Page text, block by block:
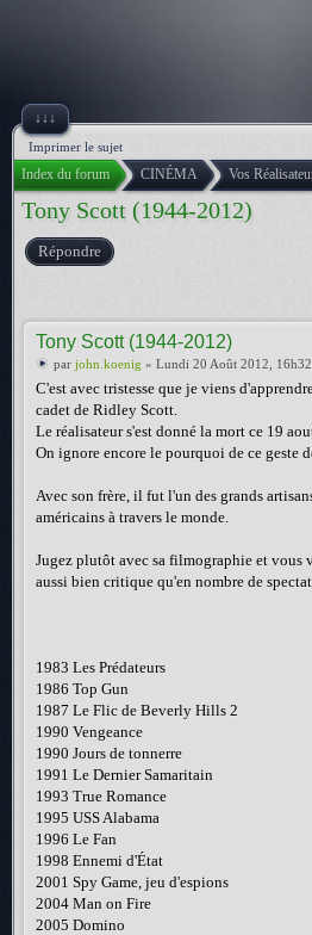
↓↓↓
Imprimer le sujet
Index du forum CINÉMA Vos
Tony Scott (1944-2012)
Répondre
Tony Scott (1944-2012)
par john.koenig » Lundi 20 Août 2012, 16h32
C'est avec tristesse que je viens
cadet de Ridley Scott.
Le réalisateur s'est donné la mort ce 19
On ignore encore le pourquoi de ce geste
Avec son frère, il fut l'un des grands
américains à travers le monde.
Jugez plutôt avec sa filmographie et vous
aussi bien critique qu'en nombre de
1983 Les Prédateurs
1986 Top Gun
1987 Le Flic de Beverly Hills 2
1990 Vengeance
1990 Jours de tonnerre
1991 Le Dernier Samaritain
1993 True Romance
1995 USS Alabama
1996 Le Fan
1998 Ennemi d'État
2001 Spy Game, jeu d'espions
2004 Man on Fire
2005 Domino